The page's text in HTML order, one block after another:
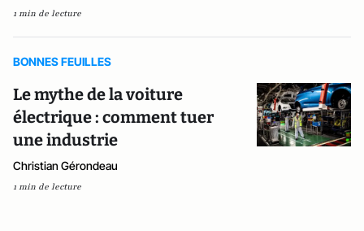
1 min de lecture
BONNES FEUILLES
Le mythe de la voiture
électrique : comment tuer
une industrie
Christian Gérondeau
1 min de lecture